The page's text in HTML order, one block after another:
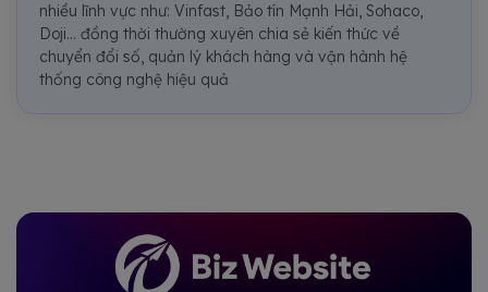
nhiều lĩnh vực như: Vinfast, Bảo tín Mạnh Hải, Sohaco,
Doji... đồng thời thường xuyên chia sẻ kiến thức về
chuyển đổi số, quản lý khách hàng và vận hành hệ
thống công nghệ hiệu quả